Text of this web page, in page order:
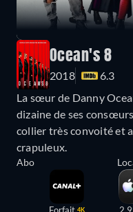
Ocean's 8
2018
6.3
La sœur de Danny
dizaine de ses
collier très convoité et
crapuleux.
Abo
Forfait 4K